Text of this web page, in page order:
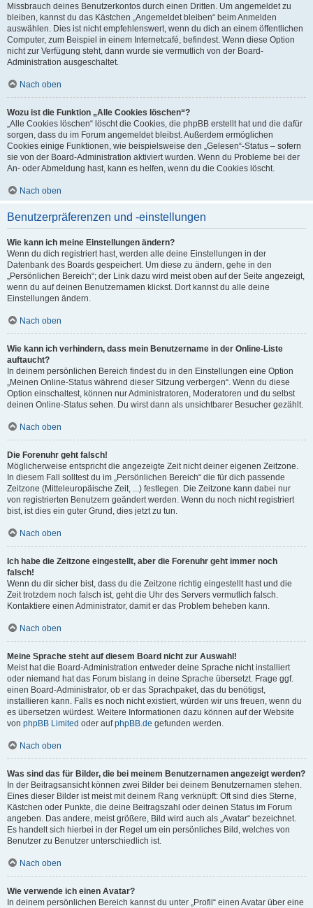
Missbrauch deines Benutzerkontos durch einen Dritten. Um angemeldet zu
bleiben, kannst du das Kästchen „Angemeldet bleiben“ beim Anmelden
auswählen. Dies ist nicht empfehlenswert, wenn du dich an einem öffentlichen
Computer, zum Beispiel in einem Internetcafé, befindest. Wenn diese Option
nicht zur Verfügung steht, dann wurde sie vermutlich von der Board-
Administration ausgeschaltet.
Nach oben
Wozu ist die Funktion „Alle Cookies löschen“?
„Alle Cookies löschen“ löscht die Cookies, die phpBB erstellt hat und die dafür
sorgen, dass du im Forum angemeldet bleibst. Außerdem ermöglichen
Cookies einige Funktionen, wie beispielsweise den „Gelesen“-Status – sofern
sie von der Board-Administration aktiviert wurden. Wenn du Probleme bei der
An- oder Abmeldung hast, kann es helfen, wenn du die Cookies löscht.
Nach oben
Benutzerpräferenzen und -einstellungen
Wie kann ich meine Einstellungen ändern?
Wenn du dich registriert hast, werden alle deine Einstellungen in der
Datenbank des Boards gespeichert. Um diese zu ändern, gehe in den
„Persönlichen Bereich“; der Link dazu wird meist oben auf der Seite angezeigt,
wenn du auf deinen Benutzernamen klickst. Dort kannst du alle deine
Einstellungen ändern.
Nach oben
Wie kann ich verhindern, dass mein Benutzername in der Online-Liste
auftaucht?
In deinem persönlichen Bereich findest du in den Einstellungen eine Option
„Meinen Online-Status während dieser Sitzung verbergen“. Wenn du diese
Option einschaltest, können nur Administratoren, Moderatoren und du selbst
deinen Online-Status sehen. Du wirst dann als unsichtbarer Besucher gezählt.
Nach oben
Die Forenuhr geht falsch!
Möglicherweise entspricht die angezeigte Zeit nicht deiner eigenen Zeitzone.
In diesem Fall solltest du im „Persönlichen Bereich“ die für dich passende
Zeitzone (Mitteleuropäische Zeit, ...) festlegen. Die Zeitzone kann dabei nur
von registrierten Benutzern geändert werden. Wenn du noch nicht registriert
bist, ist dies ein guter Grund, dies jetzt zu tun.
Nach oben
Ich habe die Zeitzone eingestellt, aber die Forenuhr geht immer noch
falsch!
Wenn du dir sicher bist, dass du die Zeitzone richtig eingestellt hast und die
Zeit trotzdem noch falsch ist, geht die Uhr des Servers vermutlich falsch.
Kontaktiere einen Administrator, damit er das Problem beheben kann.
Nach oben
Meine Sprache steht auf diesem Board nicht zur Auswahl!
Meist hat die Board-Administration entweder deine Sprache nicht installiert
oder niemand hat das Forum bislang in deine Sprache übersetzt. Frage ggf.
einen Board-Administrator, ob er das Sprachpaket, das du benötigst,
installieren kann. Falls es noch nicht existiert, würden wir uns freuen, wenn du
es übersetzen würdest. Weitere Informationen dazu können auf der Website
von phpBB Limited oder aufphpBB.de gefunden werden.
Nach oben
Was sind das für Bilder, die bei meinem Benutzernamen angezeigt werden?
In der Beitragsansicht können zwei Bilder bei deinem Benutzernamen stehen.
Eines dieser Bilder ist meist mit deinem Rang verknüpft: Oft sind dies Sterne,
Kästchen oder Punkte, die deine Beitragszahl oder deinen Status im Forum
angeben. Das andere, meist größere, Bild wird auch als „Avatar“ bezeichnet.
Es handelt sich hierbei in der Regel um ein persönliches Bild, welches von
Benutzer zu Benutzer unterschiedlich ist.
Nach oben
Wie verwende ich einen Avatar?
In deinem persönlichen Bereich kannst du unter „Profil“ einen Avatar über eine